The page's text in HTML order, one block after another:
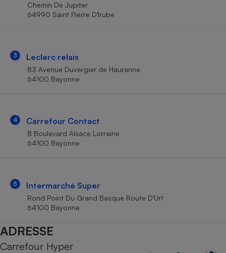
Chemin De Jupiter
64990 Saint Pierre D’Irube
3 Leclerc relais
83 Avenue Duvergier de Hauranne
64100 Bayonne
4 Carrefour Contact
8 Boulevard Alsace Lorraine
64100 Bayonne
5 Intermarché Super
Rond Point Du Grand Basque Route D’Urt
64100 Bayonne
ADRESSE
Carrefour Hyper